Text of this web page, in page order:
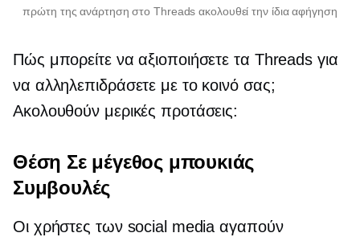
πρώτη της ανάρτηση στο Threads ακολουθεί την ίδια αφήγηση
Πώς μπορείτε να αξιοποιήσετε τα Threads για
να αλληλεπιδράσετε με το κοινό σας;
Ακολουθούν μερικές προτάσεις:
Θέση Σε μέγεθος μπουκιάς
Συμβουλές
Οι χρήστες των social media αγαπούν